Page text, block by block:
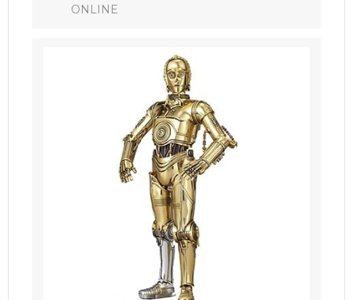
ONLINE